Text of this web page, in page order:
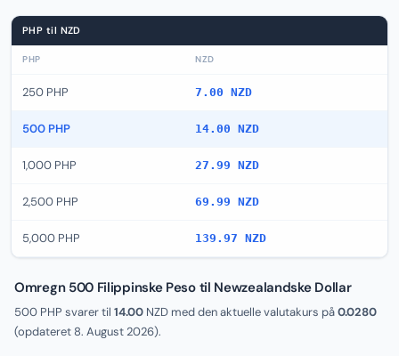
PHP til NZD
PHP NZD
250 PHP 7.00 NZD
500 PHP 14.00 NZD
1,000 PHP 27.99 NZD
2,500 PHP 69.99 NZD
5,000 PHP 139.97 NZD
Omregn 500 Filippinske Peso til Newzealandske Dollar
500 PHP svarer til 14.00 NZD med den aktuelle valutakurs på0.0280
(opdateret 8. August 2026).